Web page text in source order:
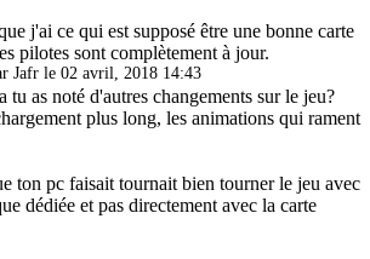
j'ai ce qui est supposé être une bonne carte
pilotes sont complètement à jour.
Jafr le 02 avril, 2018 14:43
tu as noté d'autres changements sur le jeu?
plus long, les animations qui rament
ton pc faisait tournait bien tourner le jeu avec
dédiée et pas directement avec la carte